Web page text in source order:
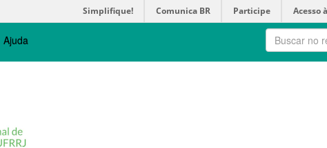
Simplifique! Comunica BR Participe Acesso
Ajuda